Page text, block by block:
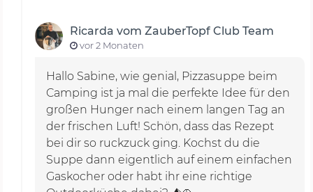
Ricarda vom ZauberTopf Club Team
vor 2 Monaten
Hallo Sabine, wie genial, Pizzasuppe beim
Camping ist ja mal die perfekte Idee für den
großen Hunger nach einem langen Tag an
der frischen Luft! Schön, dass das Rezept
bei dir so ruckzuck ging. Kochst du die
Suppe dann eigentlich auf einem einfachen
Gaskocher oder habt ihr eine richtige